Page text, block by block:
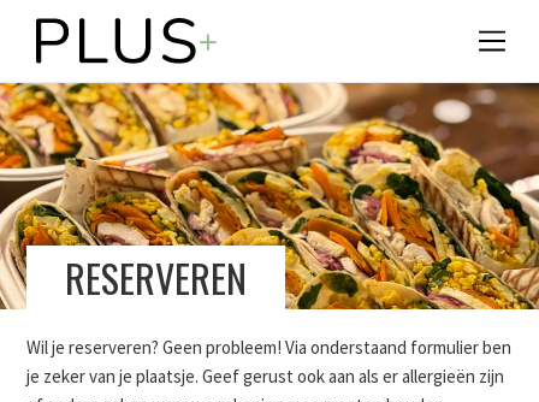
RESERVEREN
Wil je reserveren? Geen probleem! Via onderstaand formulier ben
je zeker van je plaatsje. Geef gerust ook aan als er allergieën zijn